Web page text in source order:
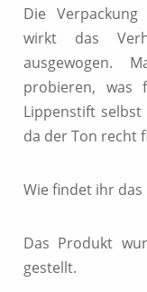
Die
wirkt das
ausgewogen.
probieren, was
Lippenstift
da der Ton recht
Wie findet ihr das
Das Produkt
gestellt.